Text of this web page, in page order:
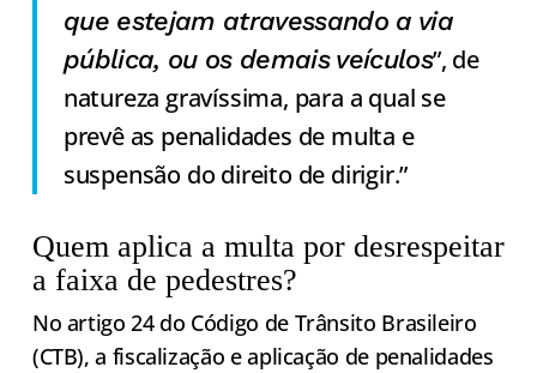
que estejam atravessando a via
pública, ou os demais veículos”, de
natureza gravíssima, para a qual se
prevê as penalidades de multa e
suspensão do direito de dirigir.”
Quem aplica a multa por desrespeitar
a faixa de pedestres?
No artigo 24 do Código de Trânsito Brasileiro
(CTB), a fiscalização e aplicação de penalidades